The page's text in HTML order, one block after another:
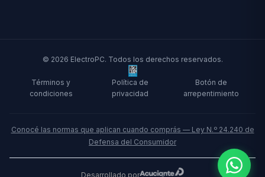
© 2026 ElectroPC. Todos los derechos reservados.
Términos y
condiciones
Política de
privacidad
Botón de
arrepentimiento
Conocé las normas que aplican cuando comprás — Ley N.º 24.240 de
Defensa del Consumidor
Desarrollado por